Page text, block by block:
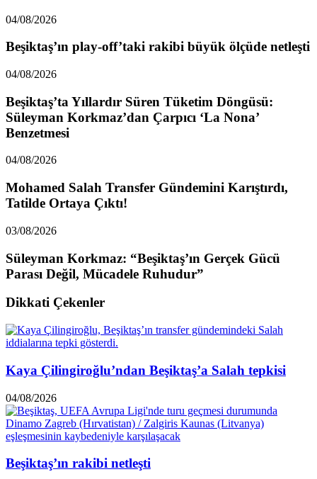
04/08/2026
Beşiktaş’ın play-off’taki rakibi büyük ölçüde netleşti
04/08/2026
Beşiktaş’ta Yıllardır Süren Tüketim Döngüsü:
Süleyman Korkmaz’dan Çarpıcı ‘La Nona’
Benzetmesi
04/08/2026
Mohamed Salah Transfer Gündemini Karıştırdı,
Tatilde Ortaya Çıktı!
03/08/2026
Süleyman Korkmaz: “Beşiktaş’ın Gerçek Gücü
Parası Değil, Mücadele Ruhudur”
Dikkati Çekenler
Kaya Çilingiroğlu’ndan Beşiktaş’a Salah tepkisi
04/08/2026
Beşiktaş’ın rakibi netleşti